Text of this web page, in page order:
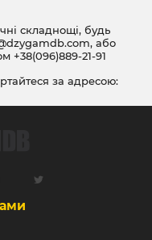
складнощі, будь
, або
+38(096)889-21-91
за адресою: